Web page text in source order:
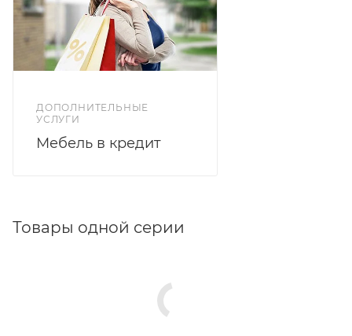
ДОПОЛНИТЕЛЬНЫЕ
УСЛУГИ
Мебель в кредит
Товары одной серии